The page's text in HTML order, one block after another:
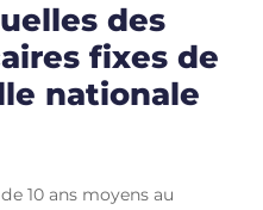
des
fixes de
nationale
10 ans moyens au